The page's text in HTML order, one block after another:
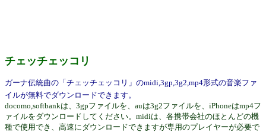
チェッチェッコリ
ガーナ伝統曲の「チェッチェッコリ」のmidi,3gp,3g2,mp4形式の音楽ファ
イルが無料でダウンロードできます。
docomo,softbankは、3gpファイルを、auは3g2ファイルを、iPhoneはmp4フ
ァイルをダウンロードしてください。midiは、各携帯会社のほとんどの機
種で使用でき、高速にダウンロードできますが専用のプレイヤーが必要で